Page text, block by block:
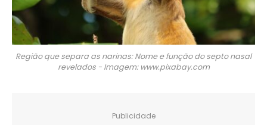
Região que separa as narinas: Nome e função do septo nasal
revelados - Imagem: www.pixabay.com
Publicidade